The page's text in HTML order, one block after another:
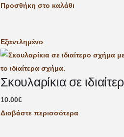
Προσθήκη στο καλάθι
Εξαντλημένο
Σκουλαρίκια σε
10.00€
Διαβάστε περισσότερα